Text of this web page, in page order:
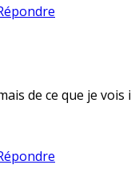
de ce que je vois